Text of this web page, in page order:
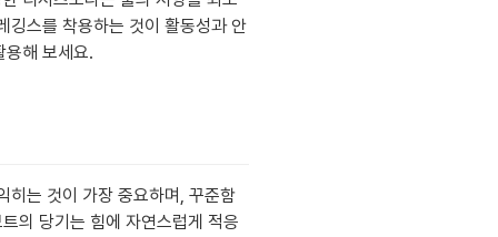
깅스를 착용하는 것이 활동성과 안
용해 보세요.
히는 것이 가장 중요하며, 꾸준함
의 당기는 힘에 자연스럽게 적응